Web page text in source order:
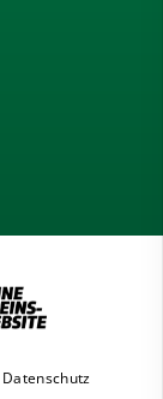
Datenschutz